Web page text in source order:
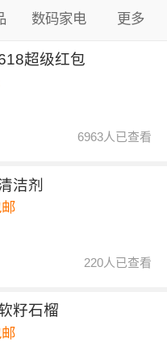
数码家电 更多
超级红包
6963人已查看
洁剂
220人已查看
籽石榴